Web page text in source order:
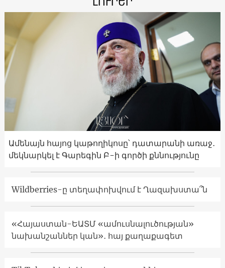
Ամենայն հայոց կաթողիկոսը՝ դատարանի առաջ․
մեկնարկել է Գարեգին Բ-ի գործի քննությունը
Wildberries-ը տեղափոխվում է Ղազախստա՞ն
«Հայաստան-ԵԱՏՄ «ամուսնալուծության»
նախանշաններ կան»․ հայ քաղաքագետ